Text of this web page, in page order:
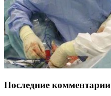
Последние комментарии